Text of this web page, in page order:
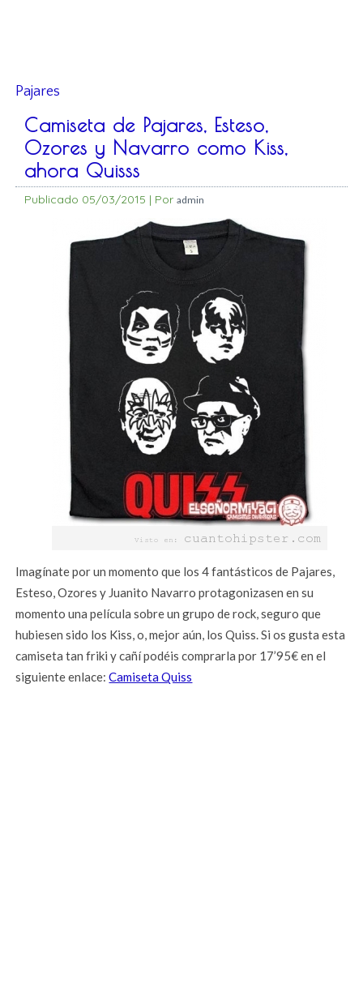
Pajares
Camiseta de Pajares, Esteso,
Ozores y Navarro como Kiss,
ahora Quisss
Publicado 05/03/2015 | Por admin
Imagínate por un momento que los 4 fantásticos de Pajares,
Esteso, Ozores y Juanito Navarro protagonizasen en su
momento una película sobre un grupo de rock, seguro que
hubiesen sido los Kiss, o, mejor aún, los Quiss. Si os gusta esta
camiseta tan friki y cañí podéis comprarla por 17’95€ en el
siguiente enlace:Camiseta Quiss